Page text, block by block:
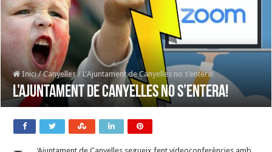
Inici / Canyelles / L’Ajuntament de Canyelles no s’entera!
L’Ajuntament de Canyelles no s’entera!